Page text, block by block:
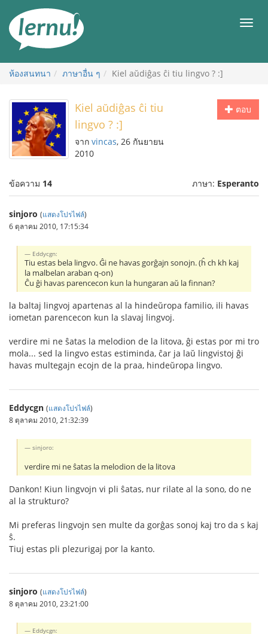
สารบัญ
เมนู
ห้องสนทนา ภาษาอื่น ๆ Kiel aŭdiĝas ĉi tiu lingvo ? :]
ตอบ
Kiel aŭdiĝas ĉi tiu
lingvo ? :]
จาก vincas, 26 กันยายน
2010
ข้อความ 14 ภาษา: Esperanto
sinjoro (แสดงโปรไฟล์)
6 ตุลาคม 2010, 17:15:34
Eddycgn:
Tiu estas bela lingvo. Ĝi ne havas gorĝajn sonojn. (ĥ ch kh kaj
la malbelan araban q-on)
Ĉu ĝi havas parencecon kun la hungaran aŭ la finnan?
la baltaj lingvoj apartenas al la hindeŭropa familio, ili havas
iometan parencecon kun la slavaj lingvoj.
verdire mi ne ŝatas la melodion de la litova, ĝi estas por mi tro
mola... sed la lingvo estas estiminda, ĉar ja laŭ lingvistoj ĝi
havas multegajn ecojn de la praa, hindeŭropa lingvo.
Eddycgn (แสดงโปรไฟล์)
8 ตุลาคม 2010, 21:32:39
sinjoro:
verdire mi ne ŝatas la melodion de la litova
Dankon! Kiun lingvojn vi pli ŝatas, nur rilate al la sono, do ne
al la strukturo?
Mi preferas lingvojn sen multe da gorĝas sonoj kaj tro da s kaj
ŝ.
Tiuj estas pli plezurigaj por la kanto.
sinjoro (แสดงโปรไฟล์)
8 ตุลาคม 2010, 23:21:00
Eddycgn: